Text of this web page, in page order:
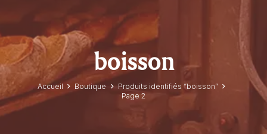
boisson
Accueil Boutique
Produits identifiés “boisson”
Page 2